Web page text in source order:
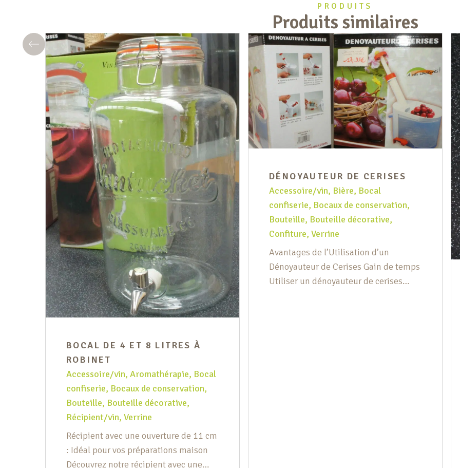
PRODUITS
Produits similaires
Précédent
BOCAL DE 4 ET 8 LITRES À
ROBINET
Accessoire/vin, Aromathérapie, Bocal
confiserie, Bocaux de conservation,
Bouteille, Bouteille décorative,
Récipient/vin, Verrine
Récipient avec une ouverture de 11 cm
: Idéal pour vos préparations maison
Découvrez notre récipient avec une
DÉNOYAUTEUR DE CERISES
Accessoire/vin, Bière, Bocal
confiserie, Bocaux de conservation,
Bouteille, Bouteille décorative,
Confiture, Verrine
Avantages de l’Utilisation d’un
Dénoyauteur de Cerises Gain de temps
Utiliser un dénoyauteur de cerises